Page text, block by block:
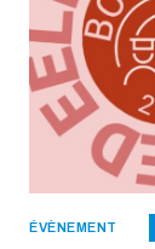
ÉVÈNEMENT